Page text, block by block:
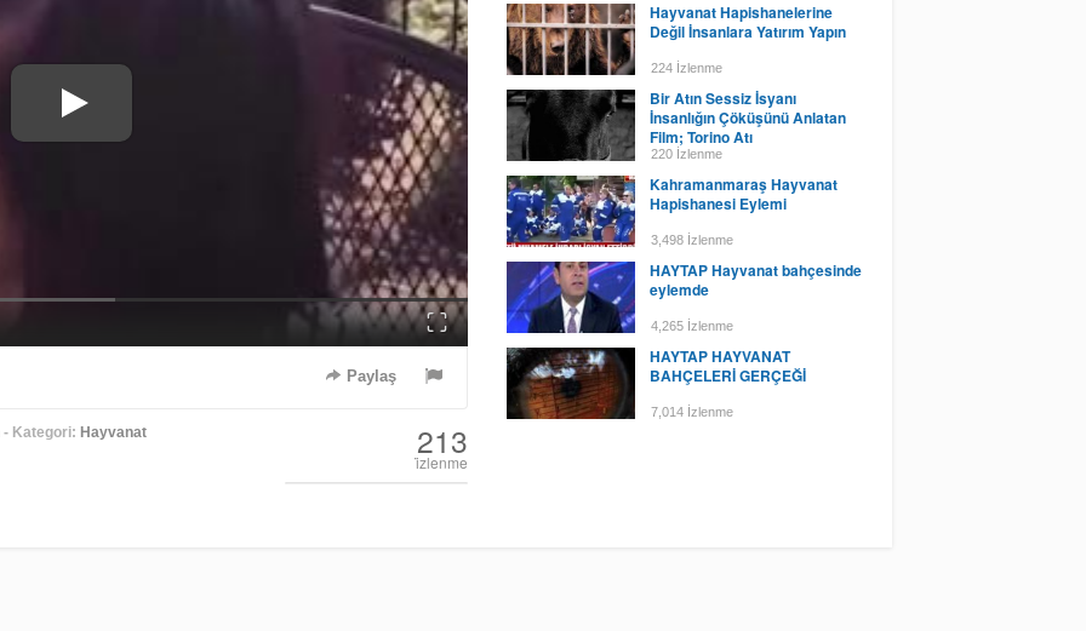
Fullscreen
Paylaş
- Kategori: Hayvanat
213
i̇zlenme
Hayvanat Hapishanelerine
Değil İnsanlara Yatırım Yapın
224 İzlenme
Bir Atın Sessiz İsyanı
İnsanlığın Çöküşünü Anlatan
Film; Torino Atı
220 İzlenme
Kahramanmaraş Hayvanat
Hapishanesi Eylemi
3,498 İzlenme
HAYTAP Hayvanat bahçesinde
eylemde
4,265 İzlenme
HAYTAP HAYVANAT
BAHÇELERİ GERÇEĞİ
7,014 İzlenme